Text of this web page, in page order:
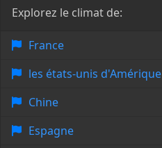
Explorez le climat de:
France
les états-unis d'Amérique
Chine
Espagne